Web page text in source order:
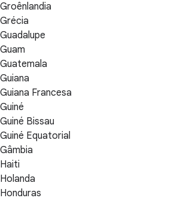
Groênlandia
Grécia
Guadalupe
Guam
Guatemala
Guiana
Guiana Francesa
Guiné
Guiné Bissau
Guiné Equatorial
Gâmbia
Haiti
Holanda
Honduras